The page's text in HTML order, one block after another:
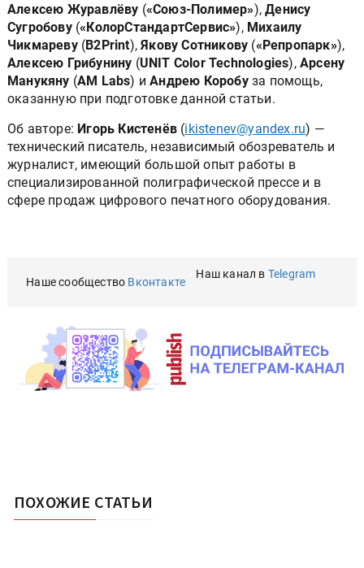
Алексею Журавлёву («Союз-Полимер»),Денису
Сугробову(«КолорСтандартСервис»), Михаилу
Чикмареву(B2Print),Якову Сотникову («Репропарк»),
Алексею Грибунину (UNIT Color Technologies),Арсену
Манукяну (AM Labs) иАндрею Коробуза помощь,
оказанную при подготовке данной статьи.
Об авторе: Игорь Кистенёв (ikistenev@yandex.ru) —
технический писатель, независимый обозреватель и
журналист, имеющий большой опыт работы в
специализированной полиграфической прессе и в
сфере продаж цифрового печатного оборудования.
Наше сообщество Вконтакте
Наш канал в Telegram
ПОХОЖИЕ СТАТЬИ